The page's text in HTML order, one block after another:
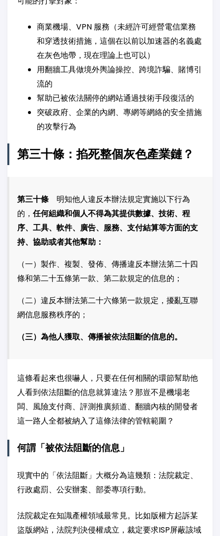
商業機場、VPN 服務（未經許可經營電信業務
和穿透技術措施，這個在以前以加速器的名義處
在灰色地帶，現在理論上也可以）
用翻牆工具做境外輿論操控、跨境詐騙、賭博引
流的
幫助已被依法關停的網站通過技術手段復活的
突破政府、企業的內網、專網等網絡的安全措施
的攻擊行為
第三十條：掐死整個灰色產業鏈？
第三十條 明知他人違反本辦法規定實施以下行為
的， 任何組織和個人不得為其提供數據、技術、程
序、工具、軟件、廣告、服務、支付結算等方面的支
持、協助或者其他幫助：
（一）製作、複製、發佈、傳播違反本辦法第二十四
條和第二十五條第一款、第二款規定的信息的；
（二）違反本辦法第二十六條第一款規定，擾亂互聯
網信息服務秩序的；
（三）為他人獲取、傳播被依法阻斷的信息的。
這條看起來也很嚇人，只要在任何相關的環節幫助他
人看到依法阻斷的信息就算違法？那豈不是機場老
闆、風險支付商、評測推廣頻道、翻牆內核的開發者
這一路人全都被納入了這條法律的管轄範圍？
何謂「被依法阻斷的信息」
現實中的「依法阻斷」大概分為這幾類：法院裁定、
行政處罰、公安辦案、部委專項行動。
法院裁定在知識產權領域最常見。比如版權方起訴某
盜版網站，法院判決侵權成立，裁定要求ISP屏蔽該域